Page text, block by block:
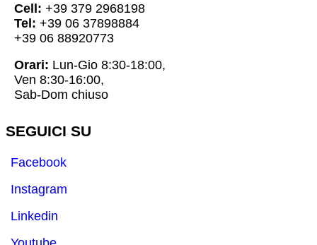
Cell: +39 379 2968198
Tel: +39 06 37898884
+39 06 88920773
Orari: Lun-Gio 8:30-18:00,
Ven 8:30-16:00,
Sab-Dom chiuso
SEGUICI SU
Facebook
Instagram
Linkedin